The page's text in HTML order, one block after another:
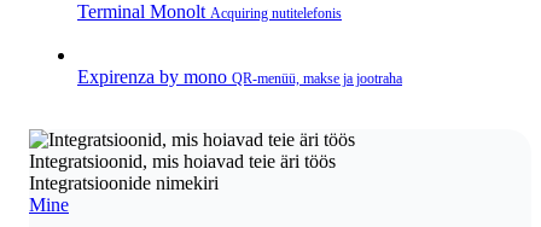
Terminal Monolt Acquiring nutitelefonis
Expirenza by mono QR‑menüü, makse ja jootraha
Integratsioonid, mis hoiavad teie äri töös
Integratsioonide nimekiri
Mine